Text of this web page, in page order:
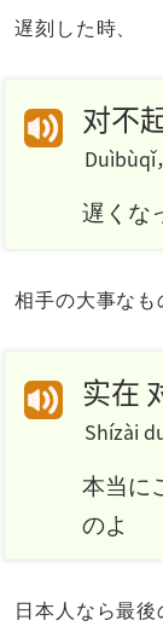
遅刻した時、
对不
Duìbùqǐ
遅くな
相手の大事なも
实在
Shízài
本当に
のよ
日本人なら最